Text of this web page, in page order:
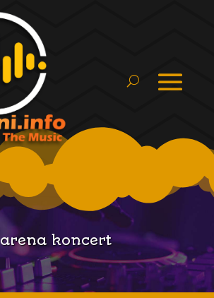
arena koncert